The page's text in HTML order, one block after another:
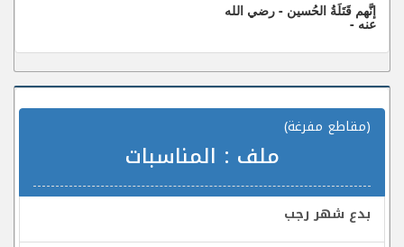
إنَّهم قَتَلَةُ الحُسين - رضي الله
عنه -
(مقاطع مفرغة)
ملف : المناسبات
بدع شهر رجب